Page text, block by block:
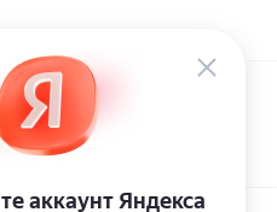
Отложенные
Кабинет